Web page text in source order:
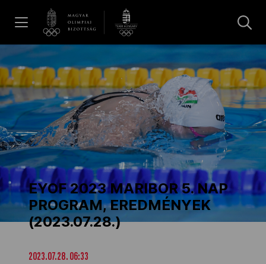
Hírek
Galéria
Dakar 2026
Los Angeles 2028
EYOF 2023 MARIBOR 5. NAP
PROGRAM, EREDMÉNYEK
(2023.07.28.)
2023.07.28. 06:33